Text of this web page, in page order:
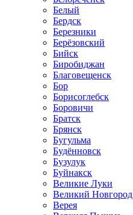
Белый
Бердск
Березники
Берёзовский
Бийск
Биробиджан
Благовещенск
Бор
Борисоглебск
Боровичи
Братск
Брянск
Бугульма
Будённовск
Бузулук
Буйнакск
Великие Луки
Великий Новгород
Верея